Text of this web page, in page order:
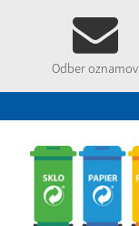
Odber oznamov